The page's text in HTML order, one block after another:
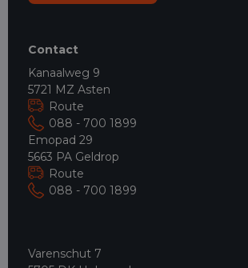
Contact
Kanaalweg 9
5721 MZ Asten
Route
088 - 700 1899
Emopad 29
5663 PA Geldrop
Route
088 - 700 1899
Varenschut 7